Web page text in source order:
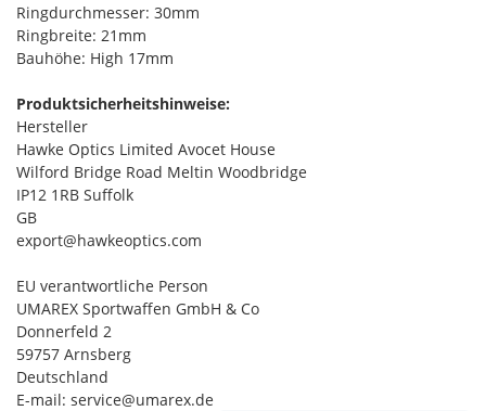
Ringdurchmesser: 30mm
Ringbreite: 21mm
Bauhöhe: High 17mm
Produktsicherheitshinweise:
Hersteller
Hawke Optics Limited Avocet House
Wilford Bridge Road Meltin Woodbridge
IP12 1RB Suffolk
GB
export@hawkeoptics.com
EU verantwortliche Person
UMAREX Sportwaffen GmbH & Co
Donnerfeld 2
59757 Arnsberg
Deutschland
E-mail: service@umarex.de